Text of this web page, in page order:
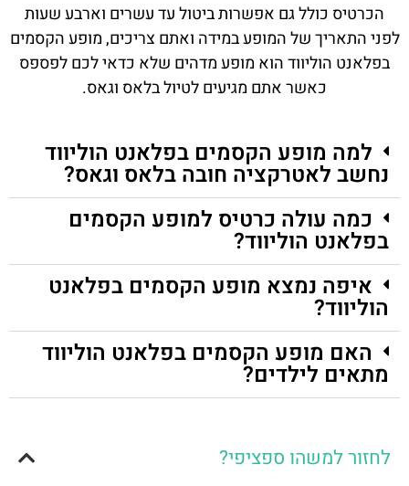
הכרטיס כולל גם אפשרות ביטול עד עשרים וארבע שעות
לפני התאריך של המופע במידה ואתם צריכים, מופע הקסמים
בפלאנט הוליווד הוא מופע מדהים שלא כדאי לכם לפספס
כאשר אתם מגיעים לטיול בלאס וגאס.
למה מופע הקסמים בפלאנט הוליווד
נחשב לאטרקציה חובה בלאס וגאס?
כמה עולה כרטיס למופע הקסמים
בפלאנט הוליווד?
איפה נמצא מופע הקסמים בפלאנט
הוליווד?
האם מופע הקסמים בפלאנט הוליווד
מתאים לילדים?
לחזור למשהו ספציפי?